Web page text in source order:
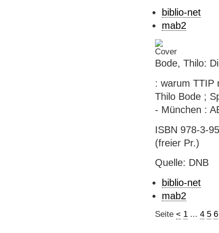
biblio-net
mab2
Bode, Thilo:
: warum TTIP
Thilo Bode ;
- München :
ISBN 978-3-
(freier Pr.)
Quelle: DNB
biblio-net
mab2
Seite < 1... 4 5 6